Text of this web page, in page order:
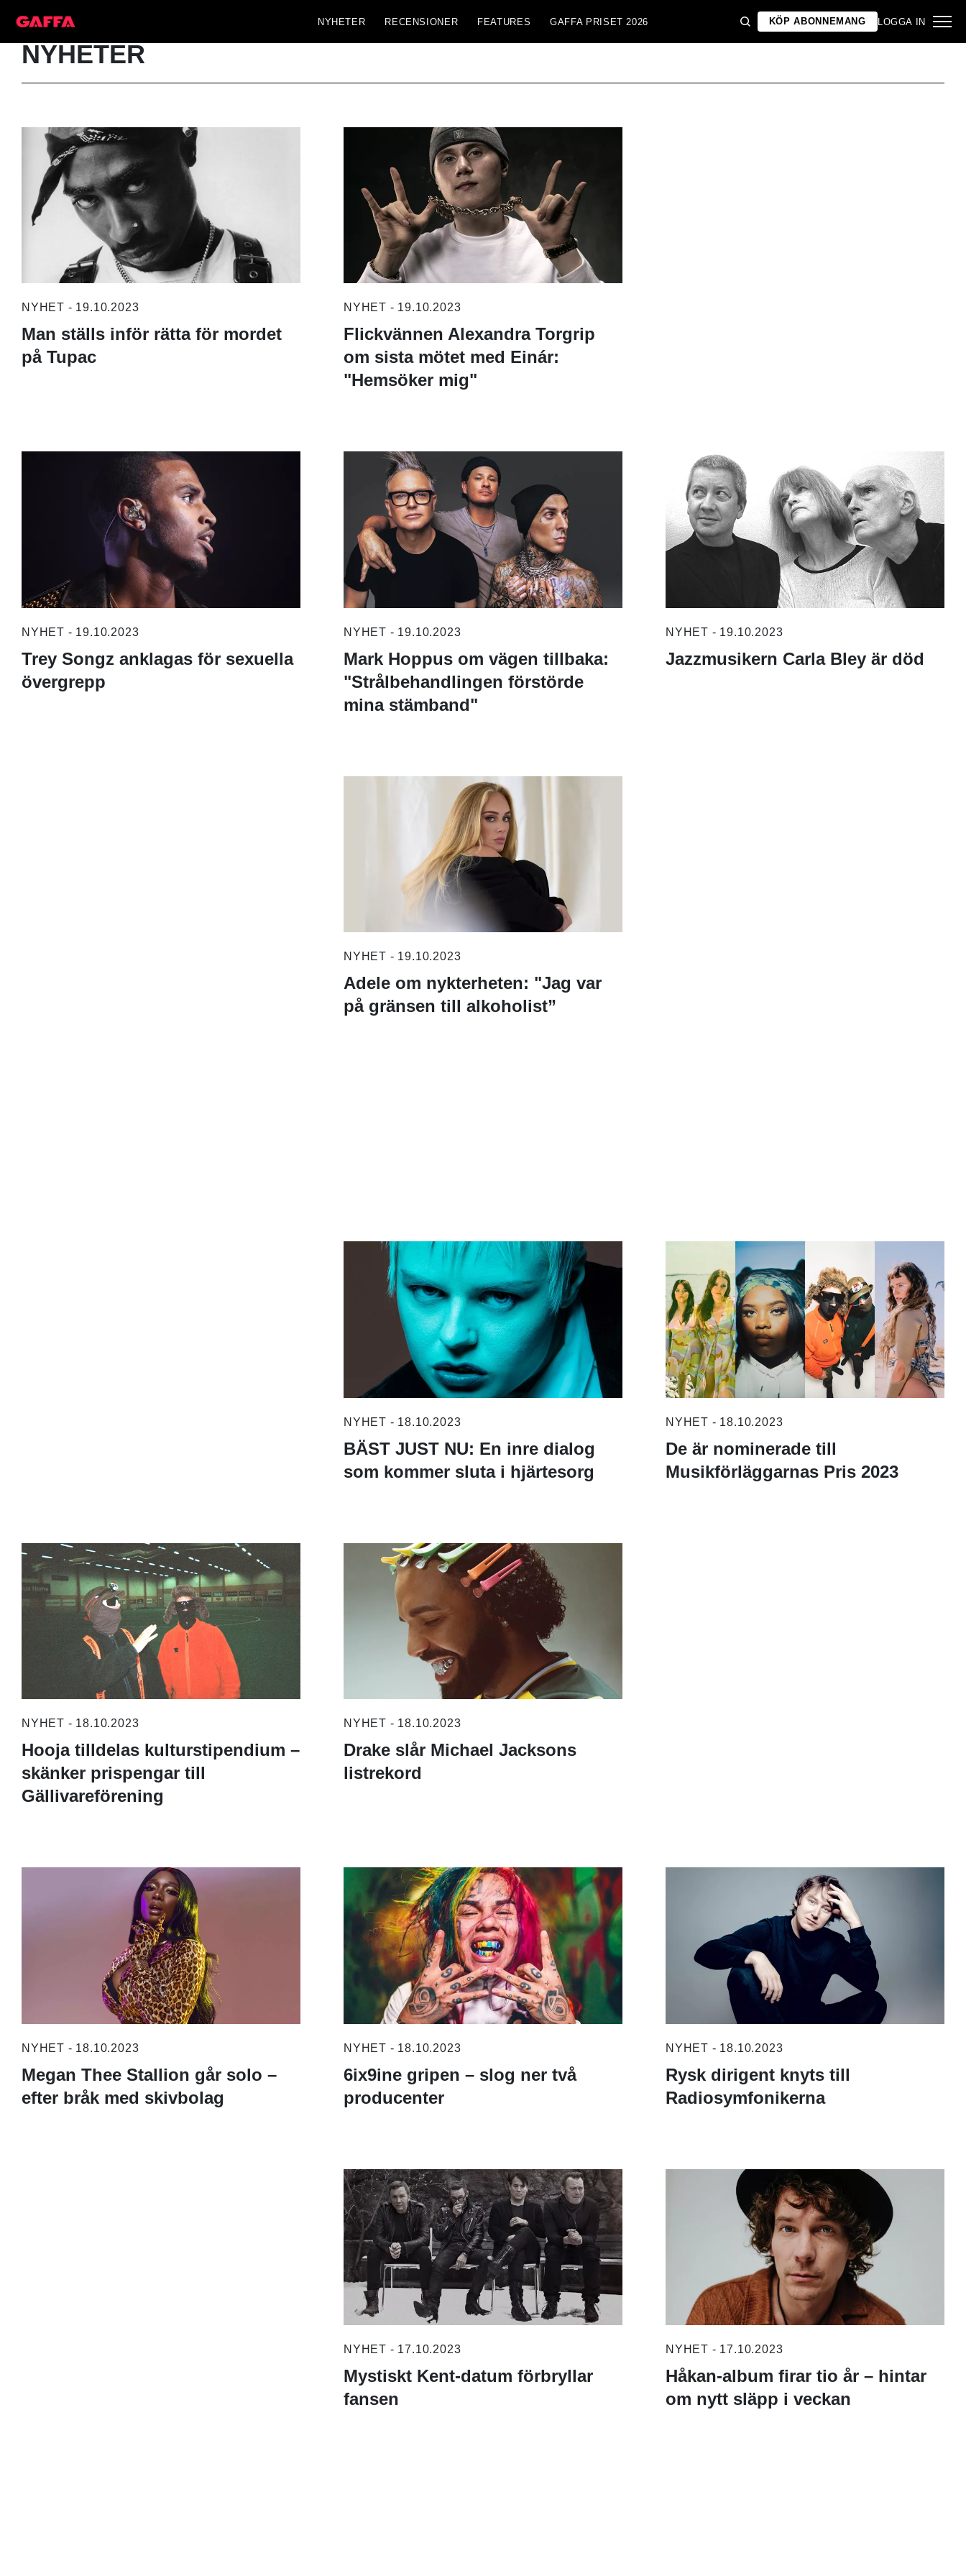
NYHETER RECENSIONER FEATURES GAFFA PRISET 2026 KÖP ABONNEMANG LOGGA IN
NYHETER
NYHET - 19.10.2023
Man ställs inför rätta för mordet
på Tupac
NYHET - 19.10.2023
Flickvännen Alexandra Torgrip
om sista mötet med Einár:
"Hemsöker mig"
NYHET - 19.10.2023
Trey Songz anklagas för sexuella
övergrepp
NYHET - 19.10.2023
Mark Hoppus om vägen tillbaka:
"Strålbehandlingen förstörde
mina stämband"
NYHET - 19.10.2023
Jazzmusikern Carla Bley är död
NYHET - 19.10.2023
Adele om nykterheten: "Jag var
på gränsen till alkoholist”
NYHET - 18.10.2023
BÄST JUST NU: En inre dialog
som kommer sluta i hjärtesorg
NYHET - 18.10.2023
De är nominerade till
Musikförläggarnas Pris 2023
NYHET - 18.10.2023
Hooja tilldelas kulturstipendium –
skänker prispengar till
Gällivareförening
NYHET - 18.10.2023
Drake slår Michael Jacksons
listrekord
NYHET - 18.10.2023
Megan Thee Stallion går solo –
efter bråk med skivbolag
NYHET - 18.10.2023
6ix9ine gripen – slog ner två
producenter
NYHET - 18.10.2023
Rysk dirigent knyts till
Radiosymfonikerna
NYHET - 17.10.2023
Mystiskt Kent-datum förbryllar
fansen
NYHET - 17.10.2023
Håkan-album firar tio år – hintar
om nytt släpp i veckan